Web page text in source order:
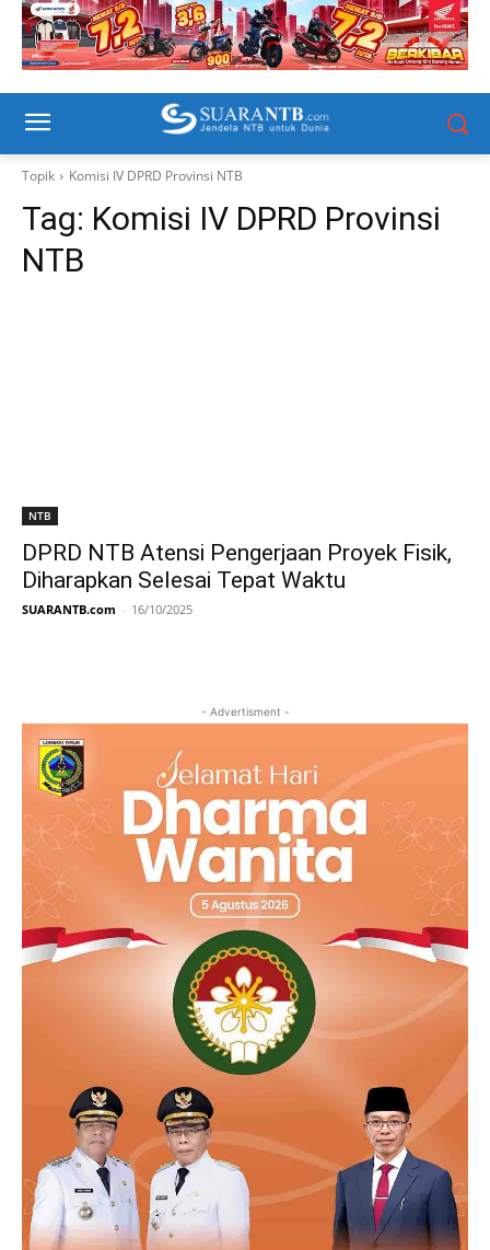
Topik Komisi IV DPRD Provinsi NTB
Tag: Komisi IV DPRD Provinsi
NTB
NTB
DPRD NTB Atensi Pengerjaan Proyek Fisik,
Diharapkan Selesai Tepat Waktu
SUARANTB.com - 16/10/2025
- Advertisment -